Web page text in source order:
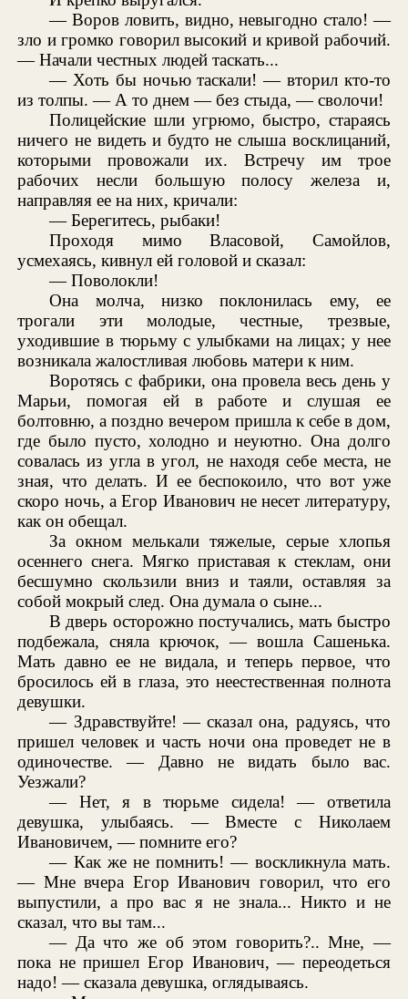
— Воров ловить, видно, невыгодно стало! —
зло и громко говорил высокий и кривой рабочий.
— Начали честных людей таскать...
— Хоть бы ночью таскали! — вторил кто-то
из толпы. — А то днем — без стыда, — сволочи!
Полицейские шли угрюмо, быстро, стараясь
ничего не видеть и будто не слыша восклицаний,
которыми провожали их. Встречу им трое
рабочих несли большую полосу железа и,
направляя ее на них, кричали:
— Берегитесь, рыбаки!
Проходя мимо Власовой, Самойлов,
усмехаясь, кивнул ей головой и сказал:
— Поволокли!
Она молча, низко поклонилась ему, ее
трогали эти молодые, честные, трезвые,
уходившие в тюрьму с улыбками на лицах; у нее
возникала жалостливая любовь матери к ним.
Воротясь с фабрики, она провела весь день у
Марьи, помогая ей в работе и слушая ее
болтовню, а поздно вечером пришла к себе в дом,
где было пусто, холодно и неуютно. Она долго
совалась из угла в угол, не находя себе места, не
зная, что делать. И ее беспокоило, что вот уже
скоро ночь, а Егор Иванович не несет литературу,
как он обещал.
За окном мелькали тяжелые, серые хлопья
осеннего снега. Мягко приставая к стеклам, они
бесшумно скользили вниз и таяли, оставляя за
собой мокрый след. Она думала о сыне...
В дверь осторожно постучались, мать быстро
подбежала, сняла крючок, — вошла Сашенька.
Мать давно ее не видала, и теперь первое, что
бросилось ей в глаза, это неестественная полнота
девушки.
— Здравствуйте! — сказал она, радуясь, что
пришел человек и часть ночи она проведет не в
одиночестве. — Давно не видать было вас.
Уезжали?
— Нет, я в тюрьме сидела! — ответила
девушка, улыбаясь. — Вместе с Николаем
Ивановичем, — помните его?
— Как же не помнить! — воскликнула мать.
— Мне вчера Егор Иванович говорил, что его
выпустили, а про вас я не знала... Никто и не
сказал, что вы там...
— Да что же об этом говорить?.. Мне, —
пока не пришел Егор Иванович, — переодеться
надо! — сказала девушка, оглядываясь.